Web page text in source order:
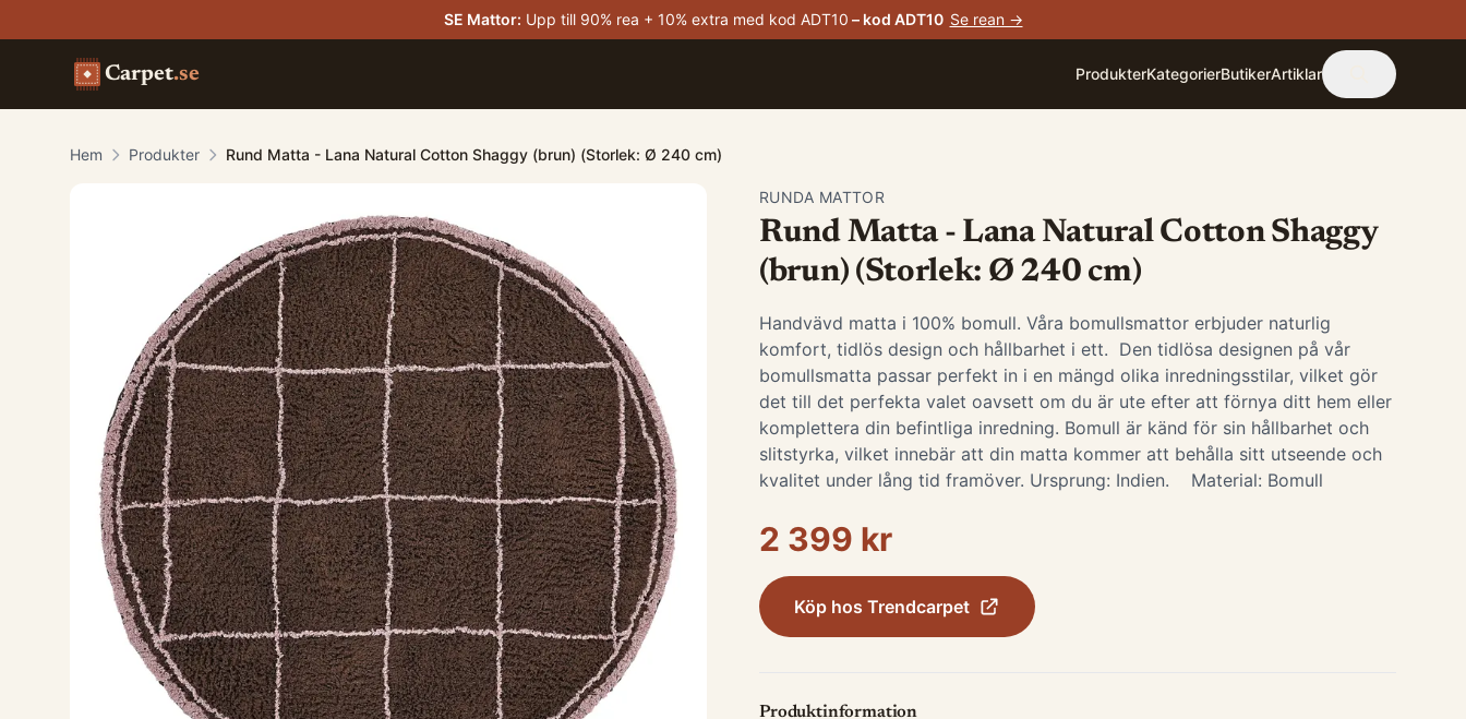
SE Mattor: Upp till 90% rea + 10% extra med kod ADT10 – kod ADT10 Se rean →
Carpet.se ProdukterKategorierButikerArtiklar
Hem Produkter Rund Matta - Lana Natural Cotton Shaggy (brun) (Storlek: Ø 240 cm)
RUNDA MATTOR
Rund Matta - Lana Natural Cotton Shaggy
(brun) (Storlek: Ø 240 cm)
Handvävd matta i 100% bomull. Våra bomullsmattor erbjuder naturlig
komfort, tidlös design och hållbarhet i ett. Den tidlösa designen på vår
bomullsmatta passar perfekt in i en mängd olika inredningsstilar, vilket gör
det till det perfekta valet oavsett om du är ute efter att förnya ditt hem eller
komplettera din befintliga inredning. Bomull är känd för sin hållbarhet och
slitstyrka, vilket innebär att din matta kommer att behålla sitt utseende och
kvalitet under lång tid framöver. Ursprung: Indien. Material: Bomull
2 399 kr
Köp hos Trendcarpet
Produktinformation